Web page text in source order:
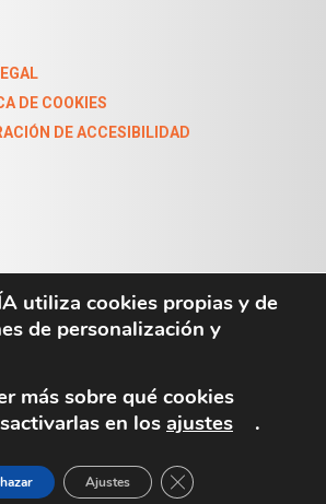
DE COOKIES
DE ACCESIBILIDAD
2024. All Rights Reserved
utiliza cookies propias y de
de personalización y
más sobre qué cookies
en los ajustes .
Ajustes CERRAR EL